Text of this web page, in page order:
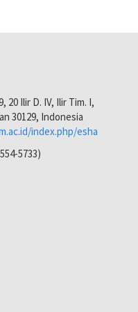
20 Ilir D. IV, Ilir Tim. I,
30129, Indonesia
index.php/esha
5733)